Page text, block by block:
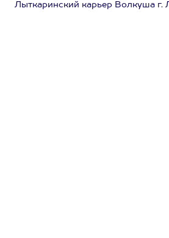
Лыткаринский карьер Волкуша г.